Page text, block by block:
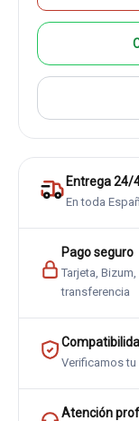
Entrega 24/
En toda
Pago seguro
Tarjeta, Bizum,
transferencia
Verificamos tu
Atención